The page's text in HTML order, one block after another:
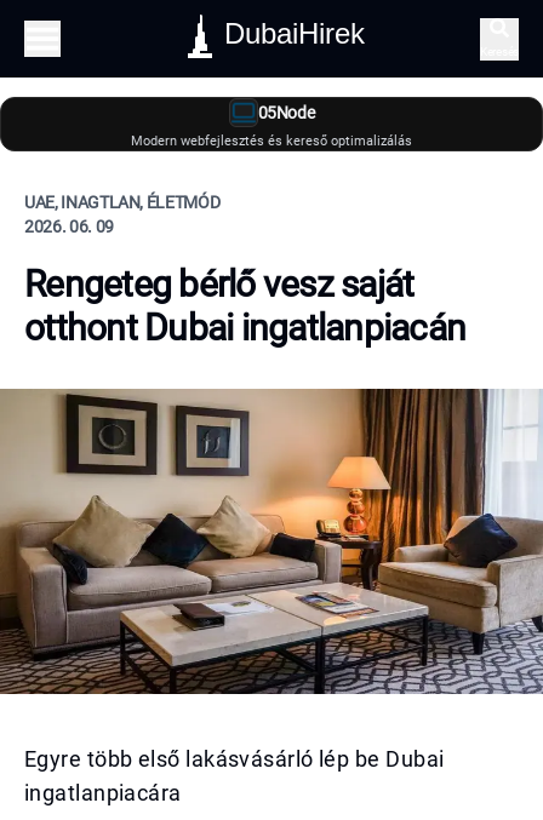
DubaiHirek
05Node
Modern webfejlesztés és kereső optimalizálás
UAE, INAGTLAN, ÉLETMÓD
2026. 06. 09
Rengeteg bérlő vesz saját
otthont Dubai ingatlanpiacán
Egyre több első lakásvásárló lép be Dubai
ingatlanpiacára